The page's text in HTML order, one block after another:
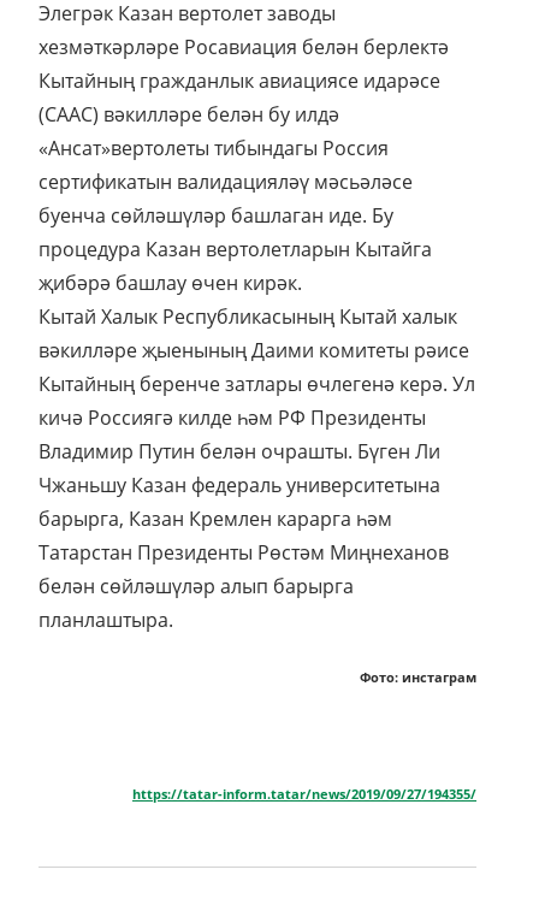
Элегрәк Казан вертолет заводы
хезмәткәрләре Росавиация белән берлектә
Кытайның гражданлык авиациясе идарәсе
(CAAC) вәкилләре белән бу илдә
«Ансат»вертолеты тибындагы Россия
сертификатын валидацияләү мәсьәләсе
буенча сөйләшүләр башлаган иде. Бу
процедура Казан вертолетларын Кытайга
җибәрә башлау өчен кирәк.
Кытай Халык Республикасының Кытай халык
вәкилләре җыенының Даими комитеты рәисе
Кытайның беренче затлары өчлегенә керә. Ул
кичә Россиягә килде һәм РФ Президенты
Владимир Путин белән очрашты. Бүген Ли
Чжаньшу Казан федераль университетына
барырга, Казан Кремлен карарга һәм
Татарстан Президенты Рөстәм Миңнеханов
белән сөйләшүләр алып барырга
планлаштыра.
Фото: инстаграм
https://tatar-inform.tatar/news/2019/09/27/194355/